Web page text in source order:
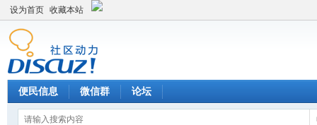
设为首页 收藏本站
便民信息 微信群 论坛